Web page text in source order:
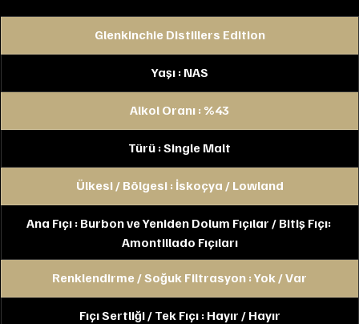
Glenkinchie Distillers Edition
Yaşı : NAS
Alkol Oranı : %43
Türü : Single Malt
Ülkesi / Bölgesi : İskoçya / Lowland
Ana Fıçı : Burbon ve Yeniden Dolum Fıçılar / Bitiş Fıçı:
Amontillado Fıçıları
Renklendirme / Soğuk Filtrasyon : Yok / Var
Fıçı Sertliği / Tek Fıçı : Hayır / Hayır